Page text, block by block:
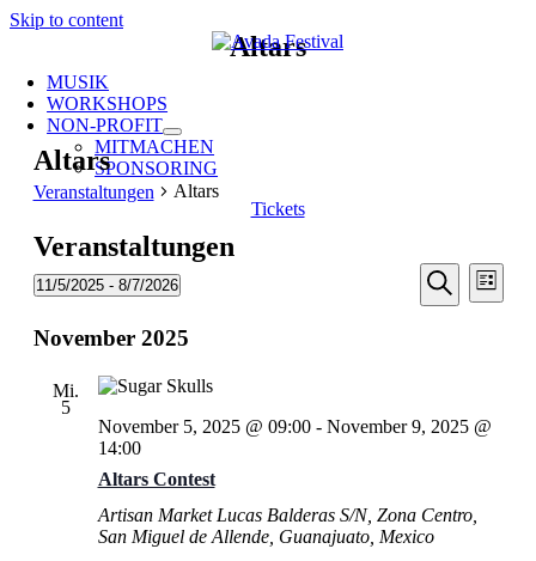
Skip to content
MUSIK
WORKSHOPS
NON-PROFIT
MITMACHEN
SPONSORING
Tickets
Altars
Altars
Veranstaltungen Altars
Veranstaltungen
Suche
Suche
Liste
11/5/2025 - 8/7/2026
wählen.
November 2025
Mi.
5
Altars Contest
November 5, 2025 @ 09:00- November 9, 2025 @
14:00
Artisan Market Lucas Balderas S/N, Zona Centro,
San Miguel de Allende, Guanajuato, Mexico